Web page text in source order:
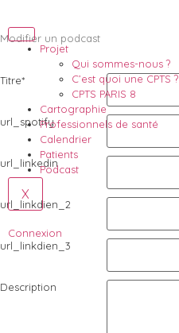
Projet
Qui sommes-nous ?
C’est quoi une CPTS ?
CPTS PARIS 8
Cartographie
Professionnels de santé
Calendrier
Patients
Podcast
X
Connexion
Modifier un podcast
Titre*
url_spotify
url_linkedin
url_linkdien_2
url_linkdien_3
Description